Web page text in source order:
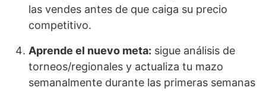
las vendes antes de que caiga su precio
competitivo.
Aprende el nuevo meta: sigue análisis de
torneos/regionales y actualiza tu mazo
semanalmente durante las primeras semanas